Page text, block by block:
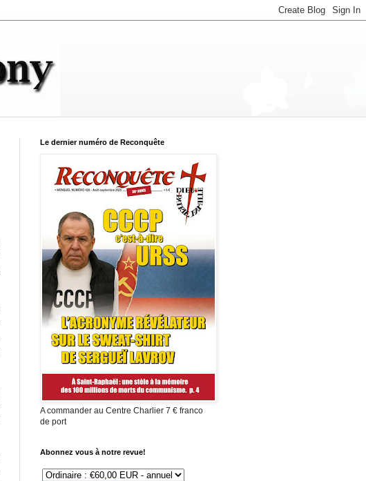
Le dernier numéro de Reconquête
A commander au Centre Charlier 7 € franco
de port
Abonnez vous à notre revue!